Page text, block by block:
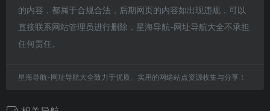
的内容，都属于合规合法，后期网页的内容如出现违规，可以
直接联系网站管理员进行删除，星海导航-网址导航大全不承担
任何责任。
星海导航-网址导航大全致力于优质、实用的网络站点资源收集与分享！